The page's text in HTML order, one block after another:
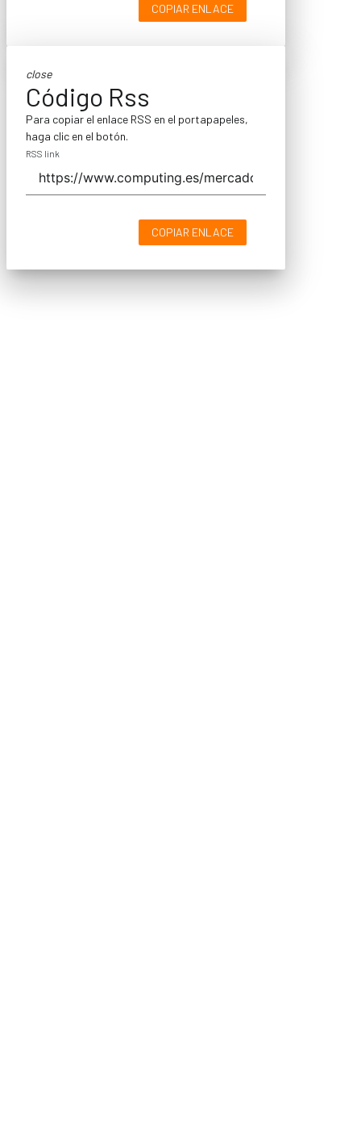
COPIAR ENLACE
close
Código Rss
Para copiar el enlace RSS en el portapapeles,
haga clic en el botón.
RSS link
COPIAR ENLACE